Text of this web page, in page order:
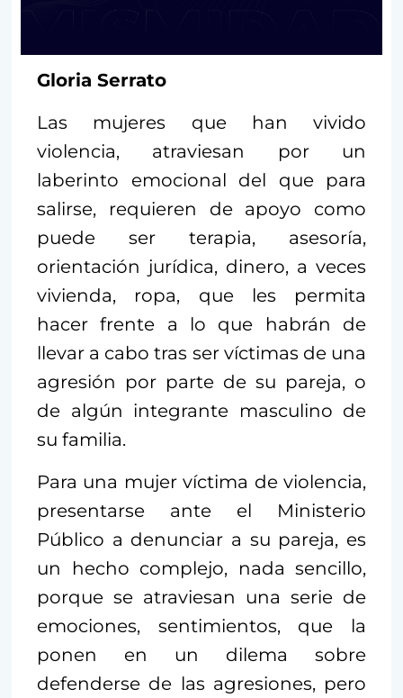
Gloria Serrato
Las mujeres que han vivido
violencia, atraviesan por un
laberinto emocional del que para
salirse, requieren de apoyo como
puede ser terapia, asesoría,
orientación jurídica, dinero, a veces
vivienda, ropa, que les permita
hacer frente a lo que habrán de
llevar a cabo tras ser víctimas de una
agresión por parte de su pareja, o
de algún integrante masculino de
su familia.
Para una mujer víctima de violencia,
presentarse ante el Ministerio
Público a denunciar a su pareja, es
un hecho complejo, nada sencillo,
porque se atraviesan una serie de
emociones, sentimientos, que la
ponen en un dilema sobre
defenderse de las agresiones, pero